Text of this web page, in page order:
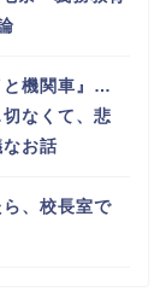
と機関車』…
なくて、悲
お話
、校長室で